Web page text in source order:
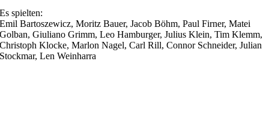
Es spielten:
Emil Bartoszewicz, Moritz Bauer, Jacob Böhm, Paul Firner, Matei
Golban, Giuliano Grimm, Leo Hamburger, Julius Klein, Tim Klemm,
Christoph Klocke, Marlon Nagel, Carl Rill, Connor Schneider, Julian
Stockmar, Len Weinharra